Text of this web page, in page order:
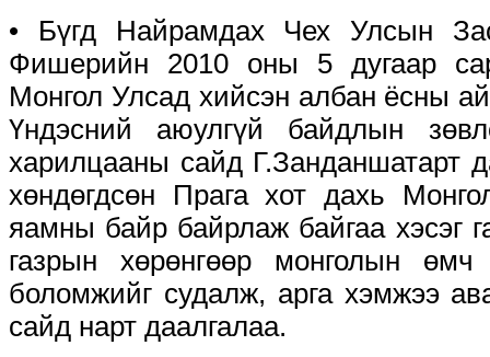
• Бүгд Найрамдах Чех Улсын
Фишерийн 2010 оны 5 дугаар
Монгол Улсад хийсэн албан ёсны
Үндэсний аюулгүй байдлын
харилцааны сайд Г.Занданшатарт
хөндөгдсөн Прага хот дахь
яамны байр байрлаж байгаа хэсэг
газрын хөрөнгөөр монголын
боломжийг судалж, арга хэмжээ
сайд нарт даалгалаа.